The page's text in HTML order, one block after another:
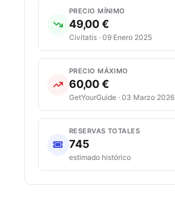
PRECIO MÍNIMO
49,00 €
Civitatis · 09 Enero 2025
PRECIO MÁXIMO
60,00 €
GetYourGuide · 03 Marzo 2026
RESERVAS TOTALES
745
estimado histórico